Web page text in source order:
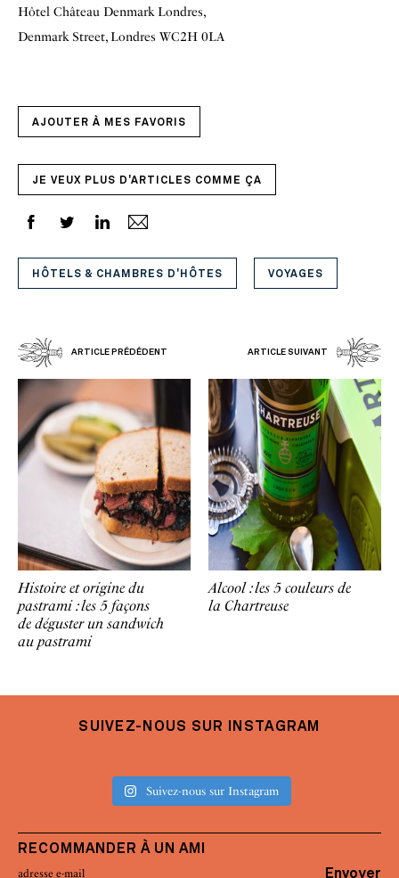
Hôtel Château Denmark Londres,
Denmark Street,Londres WC2H 0LA
AJOUTER À MES FAVORIS
JE VEUX PLUS D'ARTICLES COMME ÇA
HÔTELS & CHAMBRES D'HÔTES VOYAGES
ARTICLE PRÉDÉDENT ARTICLE SUIVANT
Histoire et origine du
pastrami : les 5 façons
de déguster un sandwich
au pastrami
Alcool : les 5 couleurs de
la Chartreuse
SUIVEZ-NOUS SUR INSTAGRAM
Suivez-nous sur Instagram
RECOMMANDER À UN AMI
Envoyer